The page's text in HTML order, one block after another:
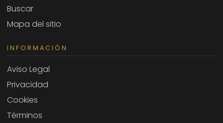
Buscar
Mapa del sitio
INFORMACIÓN
Aviso Legal
Privacidad
Cookies
Términos